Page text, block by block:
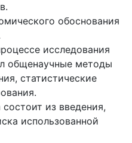
обоснования
исследования
общенаучные методы
статистические
из введения,
использованной